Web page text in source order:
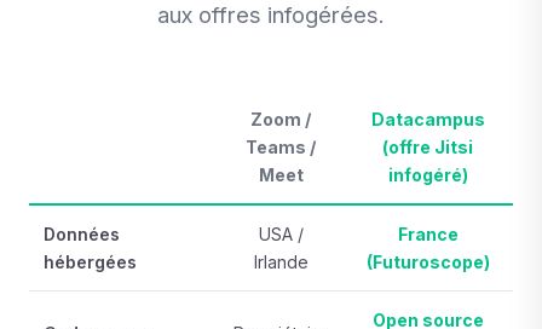
aux offres infogérées.
Zoom /
Teams /
Meet
Datacampus
(offre Jitsi
infogéré)
Données
hébergées
USA /
Irlande
France
(Futuroscope)
Open source